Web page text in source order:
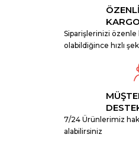
KARGO
Siparişlerinizi özenle
olabildiğince hızlı
7/24 Ürünlerimiz
alabilirsiniz